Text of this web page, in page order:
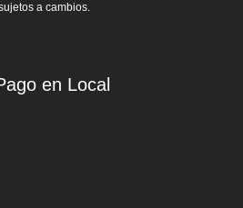
a cambios.
en Local